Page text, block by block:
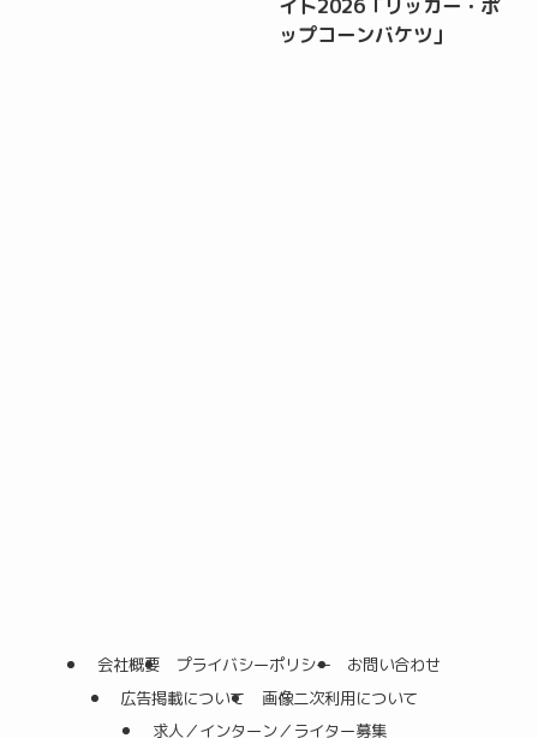
イト2026「リッカー・ポ
ップコーンバケツ」
会社概要 プライバシーポリシー
お問い合わせ
広告掲載について
画像二次利用について
求人／インターン／ライター募集